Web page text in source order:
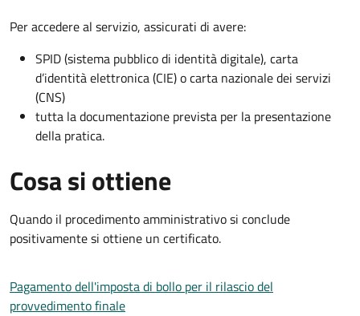
Per accedere al servizio, assicurati di avere:
SPID (sistema pubblico di identità digitale), carta
d’identità elettronica (CIE) o carta nazionale dei servizi
(CNS)
tutta la documentazione prevista per la presentazione
della pratica.
Cosa si ottiene
Quando il procedimento amministrativo si conclude
positivamente si ottiene un certificato.
Pagamento dell'imposta di bollo per il rilascio del
provvedimento finale